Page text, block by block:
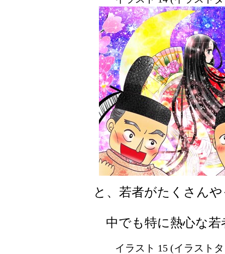
と、若者がたくさん
中でも特に熱心な若
イラスト 15 (イラスト